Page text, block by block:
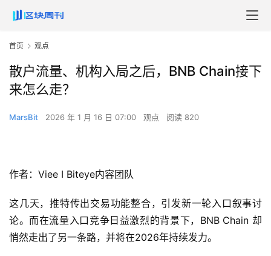
首页 观点
散户流量、机构入局之后，BNB Chain接下
来怎么走？
MarsBit 2026 年 1 月 16 日 07:00 观点 阅读 820
作者：Viee I Biteye内容团队
这几天，推特传出交易功能整合，引发新一轮入口叙事讨
论。而在流量入口竞争日益激烈的背景下，BNB Chain 却
悄然走出了另一条路，并将在2026年持续发力。